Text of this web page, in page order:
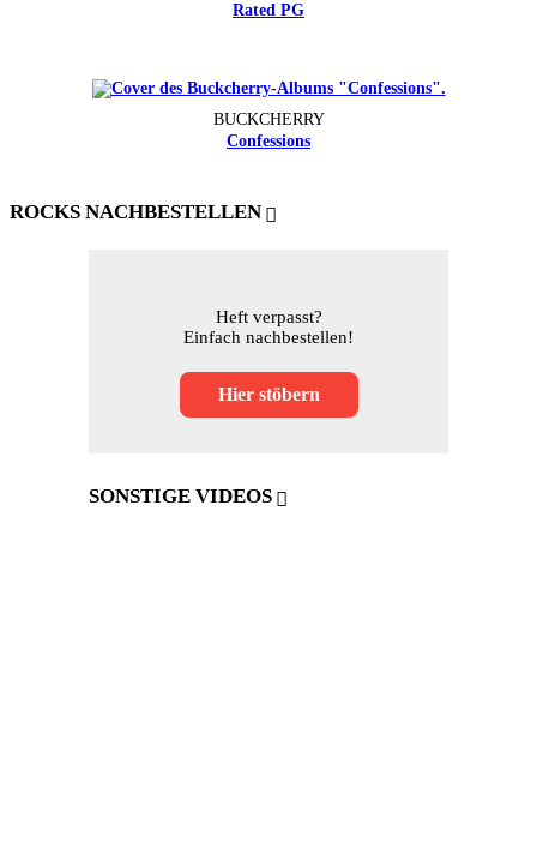
Rated PG
BUCKCHERRY
Confessions
ROCKS NACHBESTELLEN
Heft verpasst?
Einfach nachbestellen!
Hier stöbern
SONSTIGE VIDEOS